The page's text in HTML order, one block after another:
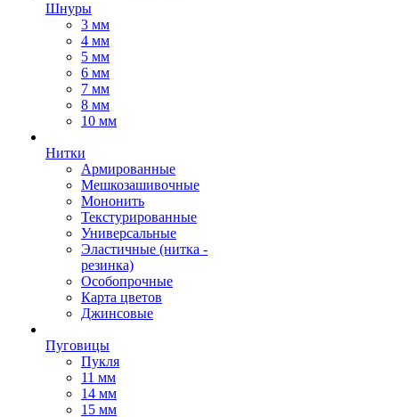
Шнуры
3 мм
4 мм
5 мм
6 мм
7 мм
8 мм
10 мм
Нитки
Армированные
Мешкозашивочные
Мононить
Текстурированные
Универсальные
Эластичные (нитка -
резинка)
Особопрочные
Карта цветов
Джинсовые
Пуговицы
Пукля
11 мм
14 мм
15 мм